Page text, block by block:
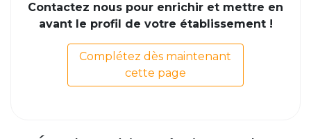
Contactez nous pour enrichir et mettre en
avant le profil de votre établissement !
Complétez dès maintenant
cette page